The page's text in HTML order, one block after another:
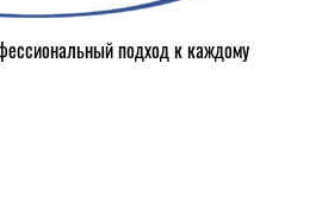
подход к каждому